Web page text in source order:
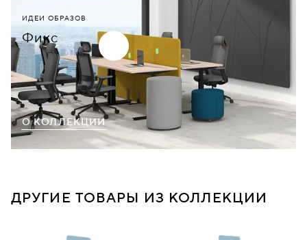
ИДЕИ ОБРАЗОВ
Фикс
О КОЛЛЕКЦИИ
ДРУГИЕ ТОВАРЫ ИЗ КОЛЛЕКЦИИ